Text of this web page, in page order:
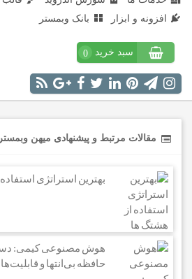
افزونه و ابزار
بانک وبمستر
سبد خرید 0
مقالات مرتبط و پیشنهادی میهن
بهترین استراتژی
هوش مصنوعی کیمی:
حافظه بی‌انتها و